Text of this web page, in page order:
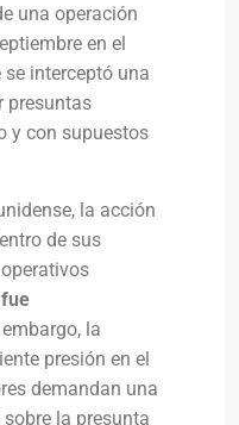
una operación
en el
interceptó una
presuntas
y con supuestos
la acción
de sus
fue
la
presión en el
demandan una
la presunta